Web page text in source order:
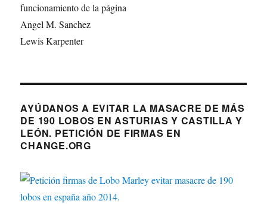
funcionamiento de la página
Angel M. Sanchez
Lewis Karpenter
AYÚDANOS A EVITAR LA MASACRE DE MÁS
DE 190 LOBOS EN ASTURIAS Y CASTILLA Y
LEÓN. PETICIÓN DE FIRMAS EN
CHANGE.ORG